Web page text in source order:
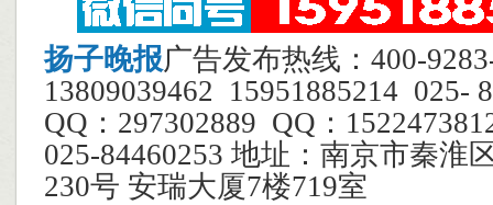
扬子晚报广告发布热线：400-
13809039462 15951885214
QQ：297302889 QQ：
025-84460253 地址：南京市秦淮
230号 安瑞大厦7楼719室